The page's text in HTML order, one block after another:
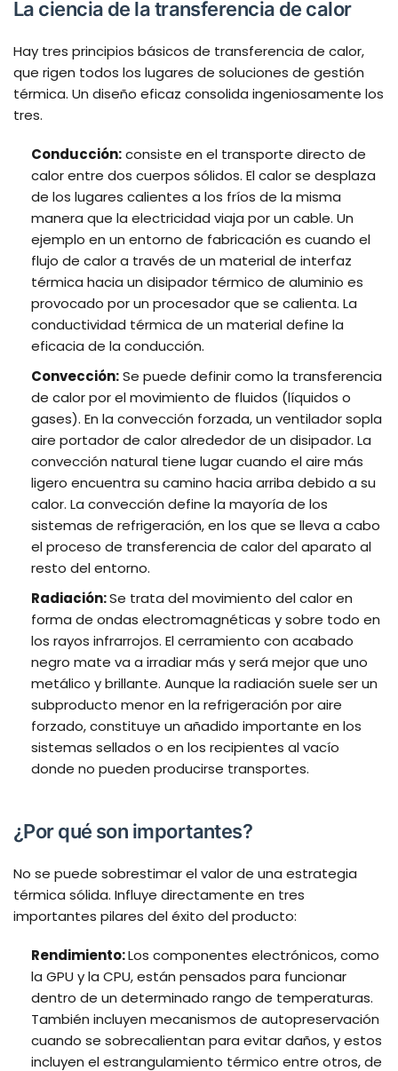
La ciencia de la transferencia de calor
Hay tres principios básicos de transferencia de calor,
que rigen todos los lugares de soluciones de gestión
térmica. Un diseño eficaz consolida ingeniosamente los
tres.
Conducción:consiste en el transporte directo de
calor entre dos cuerpos sólidos. El calor se desplaza
de los lugares calientes a los fríos de la misma
manera que la electricidad viaja por un cable. Un
ejemplo en un entorno de fabricación es cuando el
flujo de calor a través de un material de interfaz
térmica hacia un disipador térmico de aluminio es
provocado por un procesador que se calienta. La
conductividad térmica de un material define la
eficacia de la conducción.
Convección:Se puede definir como la transferencia
de calor por el movimiento de fluidos (líquidos o
gases). En la convección forzada, un ventilador sopla
aire portador de calor alrededor de un disipador. La
convección natural tiene lugar cuando el aire más
ligero encuentra su camino hacia arriba debido a su
calor. La convección define la mayoría de los
sistemas de refrigeración, en los que se lleva a cabo
el proceso de transferencia de calor del aparato al
resto del entorno.
Radiación:Se trata del movimiento del calor en
forma de ondas electromagnéticas y sobre todo en
los rayos infrarrojos. El cerramiento con acabado
negro mate va a irradiar más y será mejor que uno
metálico y brillante. Aunque la radiación suele ser un
subproducto menor en la refrigeración por aire
forzado, constituye un añadido importante en los
sistemas sellados o en los recipientes al vacío
donde no pueden producirse transportes.
¿Por qué son importantes?
No se puede sobrestimar el valor de una estrategia
térmica sólida. Influye directamente en tres
importantes pilares del éxito del producto:
Rendimiento:Los componentes electrónicos, como
la GPU y la CPU, están pensados para funcionar
dentro de un determinado rango de temperaturas.
También incluyen mecanismos de autopreservación
cuando se sobrecalientan para evitar daños, y estos
incluyen el estrangulamiento térmico entre otros, de